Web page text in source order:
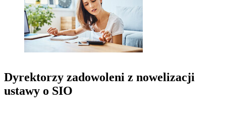
Dyrektorzy zadowoleni z nowelizacji
ustawy o SIO